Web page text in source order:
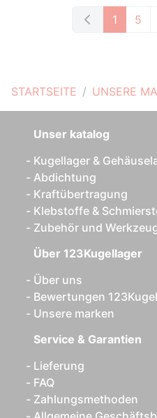
STARTSEITE UNSERE
1 5
Unser katalog
Kugellager &
Abdichtung
Kraftübertragung
Klebstoffe &
Zubehör und
Über 123Kugellager
Über uns
Bewertungen
Unsere marken
Service & Garantien
Lieferung
FAQ
Zahlungsmethoden